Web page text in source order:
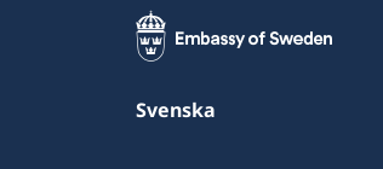
Svenska